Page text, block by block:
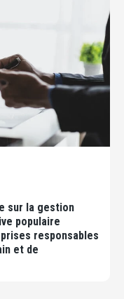
sur la gestion
populaire
responsables
et de